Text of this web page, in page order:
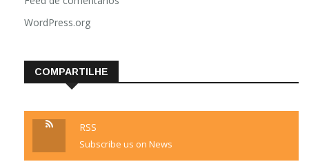
WordPress.org
COMPARTILHE
RSS
Subscribe us on News